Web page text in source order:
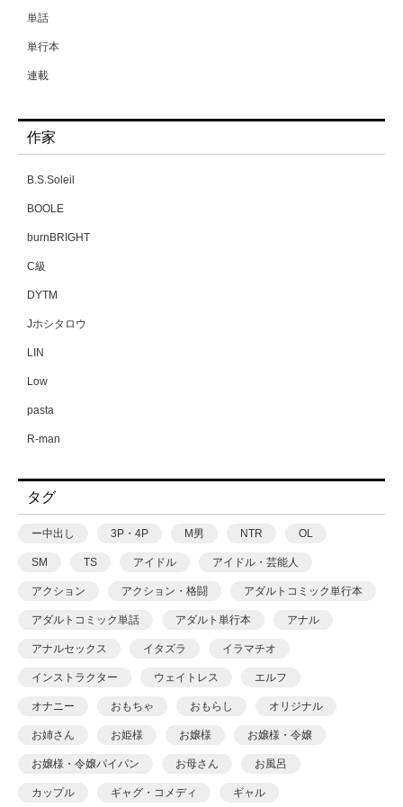
単話
単行本
連載
作家
B.S.Soleil
BOOLE
burnBRIGHT
C級
DYTM
Jホシタロウ
LIN
Low
pasta
R-man
tamuhi
XPJbox
Zummy
あおむし
アカバシ
あきら肇
タグ
ー中出し 3P・4P M男 NTR OL
SM TS アイドル アイドル・芸能人
アクション アクション・格闘 アダルトコミック単行本
アダルトコミック単話 アダルト単行本 アナル
アナルセックス イタズラ イラマチオ
インストラクター ウェイトレス エルフ
オナニー おもちゃ おもらし オリジナル
お姉さん お姫様 お嬢様 お嬢様・令嬢
お嬢様・令嬢パイパン お母さん お風呂
カップル ギャグ・コメディ ギャル